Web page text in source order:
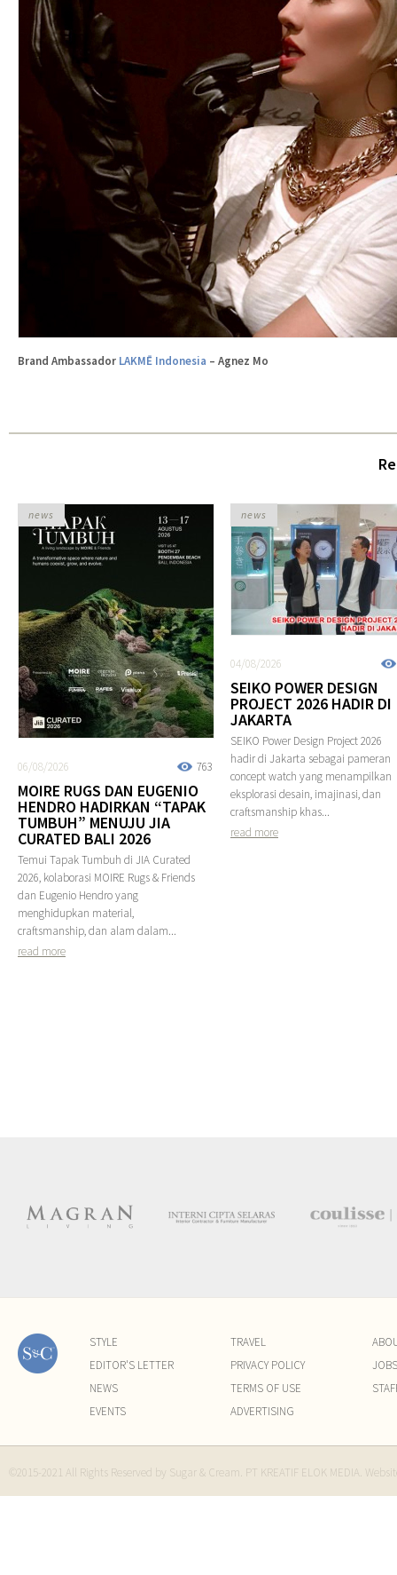
Brand Ambassador LAKMĒ Indonesia – Agnez Mo
763
06/08/2026
MOIRE RUGS DAN EUGENIO
HENDRO HADIRKAN “TAPAK
TUMBUH” MENUJU JIA
CURATED BALI 2026
Temui Tapak Tumbuh di JIA Curated
2026, kolaborasi MOIRE Rugs & Friends
dan Eugenio Hendro yang
menghidupkan material,
craftsmanship, dan alam dalam...
read more
news
04/08/2026
SEIKO POWER DESIGN
PROJECT 2026 HADIR DI
JAKARTA
SEIKO Power Design Project 2026
hadir di Jakarta sebagai pameran
concept watch yang menampilkan
eksplorasi desain, imajinasi, dan
craftsmanship khas...
read more
news
STYLE
EDITOR'S LETTER
NEWS
EVENTS
TRAVEL
PRIVACY POLICY
TERMS OF USE
ADVERTISING
JOBS
©2015-2021 All Rights Reserved by Sugar & Cream. PT KREATIF ELOK MEDIA.